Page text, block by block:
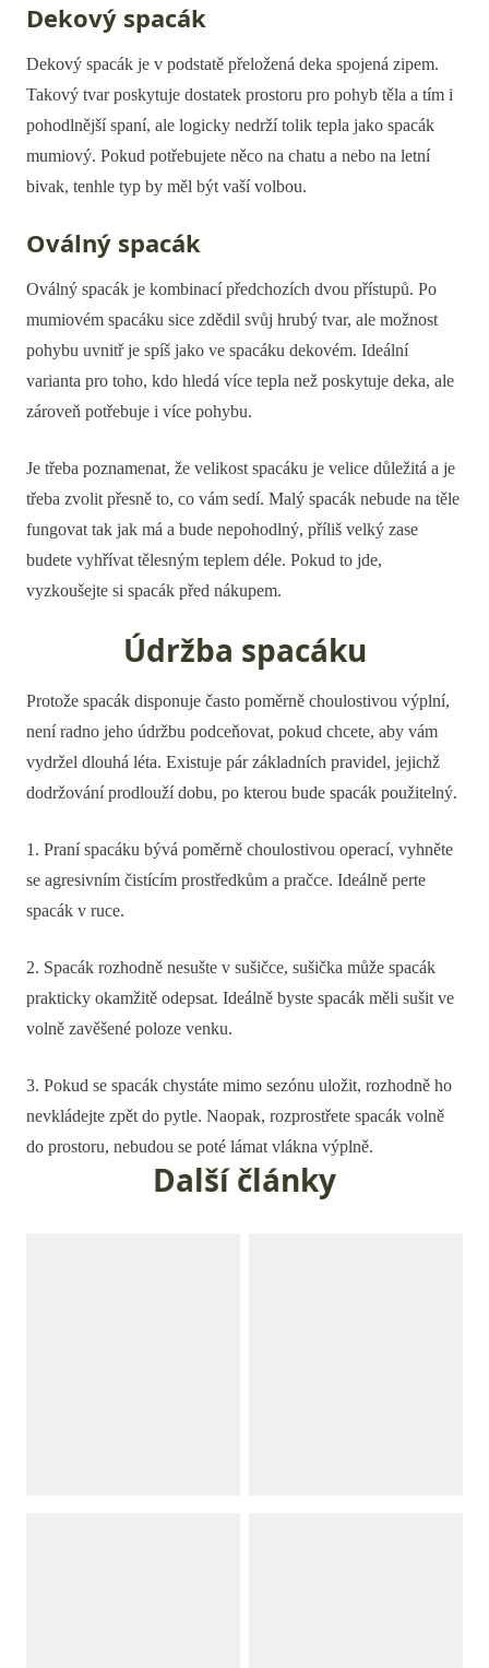
Dekový spacák
Dekový spacák je v podstatě přeložená deka spojená zipem.
Takový tvar poskytuje dostatek prostoru pro pohyb těla a tím i
pohodlnější spaní, ale logicky nedrží tolik tepla jako spacák
mumiový. Pokud potřebujete něco na chatu a nebo na letní
bivak, tenhle typ by měl být vaší volbou.
Oválný spacák
Oválný spacák je kombinací předchozích dvou přístupů. Po
mumiovém spacáku sice zdědil svůj hrubý tvar, ale možnost
pohybu uvnitř je spíš jako ve spacáku dekovém. Ideální
varianta pro toho, kdo hledá více tepla než poskytuje deka, ale
zároveň potřebuje i více pohybu.
Je třeba poznamenat, že velikost spacáku je velice důležitá a je
třeba zvolit přesně to, co vám sedí. Malý spacák nebude na těle
fungovat tak jak má a bude nepohodlný, příliš velký zase
budete vyhřívat tělesným teplem déle. Pokud to jde,
vyzkoušejte si spacák před nákupem.
Údržba spacáku
Protože spacák disponuje často poměrně choulostivou výplní,
není radno jeho údržbu podceňovat, pokud chcete, aby vám
vydržel dlouhá léta. Existuje pár základních pravidel, jejichž
dodržování prodlouží dobu, po kterou bude spacák použitelný.
1. Praní spacáku bývá poměrně choulostivou operací, vyhněte
se agresivním čistícím prostředkům a pračce. Ideálně perte
spacák v ruce.
2. Spacák rozhodně nesušte v sušičce, sušička může spacák
prakticky okamžitě odepsat. Ideálně byste spacák měli sušit ve
volně zavěšené poloze venku.
3. Pokud se spacák chystáte mimo sezónu uložit, rozhodně ho
nevkládejte zpět do pytle. Naopak, rozprostřete spacák volně
do prostoru, nebudou se poté lámat vlákna výplně.
Další články